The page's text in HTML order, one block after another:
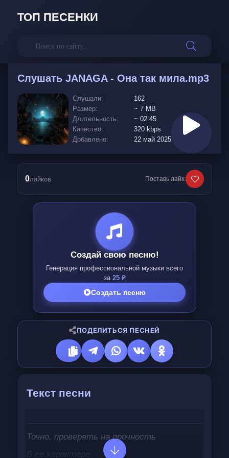
ТОП ПЕСЕНКИ
Слушать JANAGA - Она так мила.mp3
Слушали:
162
Размер:
~ 7 MB
Длительность:
~ 02:45
Качество:
320 kbps
Добавлено:
22 май 2025
0лайков Поставь лайк:
Создай свою песню!
Генерация профессиональной музыки всего
за 25 ₽
Создать песню
ПОДЕЛИТЬСЯ ПЕСНЕЙ
Текст песни
Точно, проверять на прочность
В ее характере